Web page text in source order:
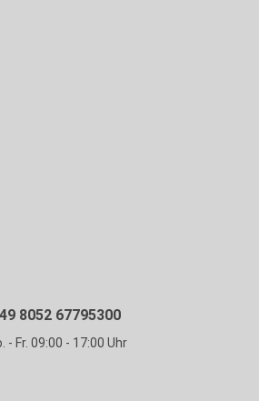
8052 67795300
- Fr. 09:00 - 17:00 Uhr